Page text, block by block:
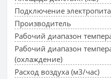
Подключение
Производитель
Рабочий диапазон
Рабочий диапазон
(охлаждение)
Расход воздуха (м3/час)